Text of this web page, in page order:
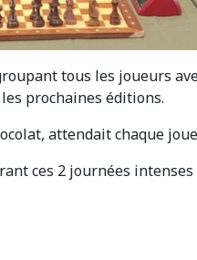
tous les joueurs
prochaines éditions.
attendait chaque
ces 2 journées